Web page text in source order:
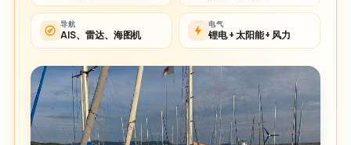
导航
AIS、雷达、海图机
电气
锂电 + 太阳能 + 风力